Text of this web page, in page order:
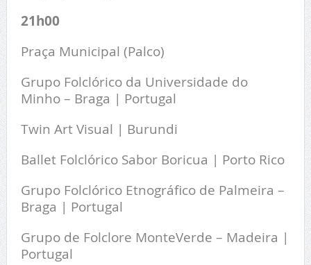
21h00
Praça Municipal (Palco)
Grupo Folclórico da Universidade do
Minho – Braga | Portugal
Twin Art Visual | Burundi
Ballet Folclórico Sabor Boricua | Porto Rico
Grupo Folclórico Etnográfico de Palmeira –
Braga | Portugal
Grupo de Folclore MonteVerde – Madeira |
Portugal